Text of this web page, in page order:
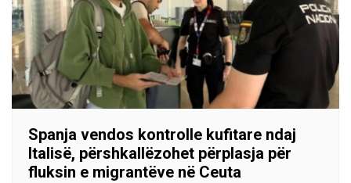
Spanja vendos kontrolle kufitare ndaj
Italisë, përshkallëzohet përplasja për
fluksin e migrantëve në Ceuta